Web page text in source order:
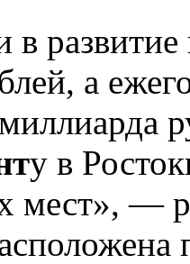
в
а
у в
мест», —